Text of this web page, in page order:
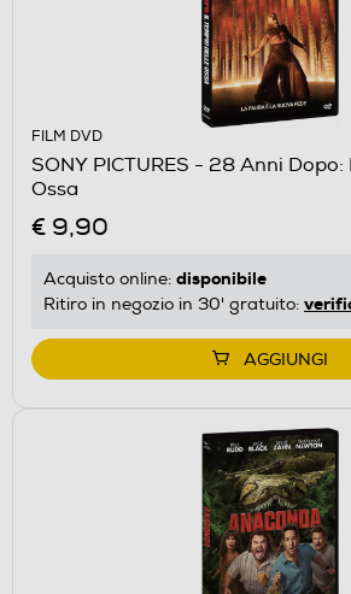
FILM DVD
SONY PICTURES - 28 Anni Dopo:
Ossa
€ 9,90
Acquisto online: disponibile
Ritiro in negozio in 30' gratuito:
AGGIUNGI